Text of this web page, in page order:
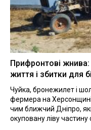
Прифронтові
життя і збитки для
Чуйка, бронежилет і
фермера на
чим ближчий Дніпро,
окуповану ліву частину